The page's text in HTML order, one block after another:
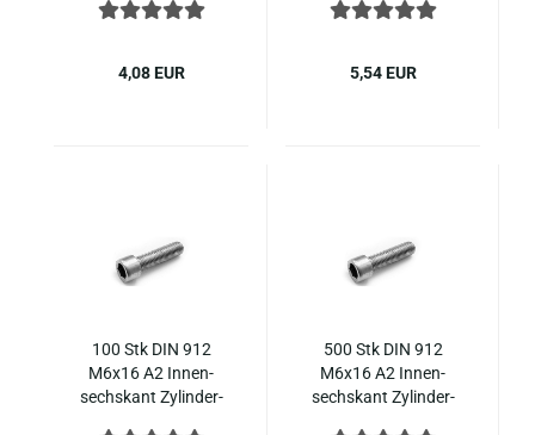
4762
4,08 EUR
4762
5,54 EUR
100 Stk DIN 912
M6x16 A2 In­nen­
sechs­kant Zy­lin­der­
500 Stk DIN 912
M6x16 A2 In­nen­
sechs­kant Zy­lin­der­